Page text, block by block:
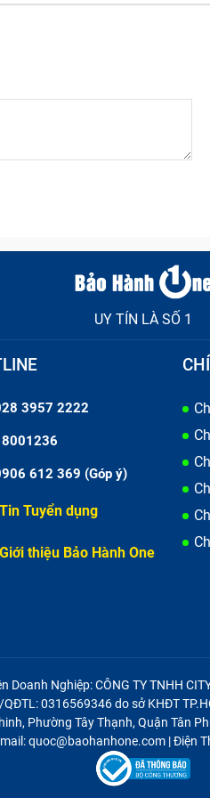
tốt nhất nên luôn chú tâm
6 tại Bảo Hành One
tổng đài điện thoại
hàng trước khi đem máy đến
sẽ nhận máy chuyển
và báo giá dịch vụ sửa
như giá thành mà trung
quyền lợi khách hàng cần
Nokia 6).
bộ máy rồi lấy main mới
UY TÍN LÀ SỐ 1
3957 2222
612 369 (Góp ý)
Tin Tuyển dụng
Giới thiệu Bảo Hành One
Doanh Nghiệp: CÔNG TY TNHH
0316569346 do sở KHĐT
Phường Tây Thạnh, Quận Tân
quoc@baohanhone.com | Điện